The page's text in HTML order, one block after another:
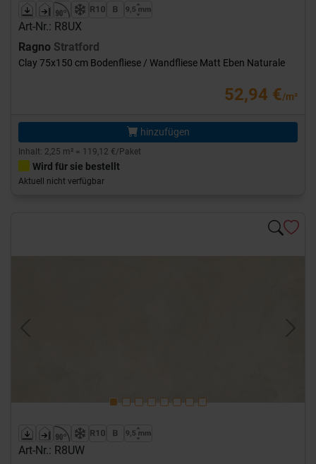
Art-Nr.: R8UX
Ragno Stratford
Clay 75x150 cm Bodenfliese / Wandfliese Matt Eben Naturale
52,94 €/m²
hinzufügen
Inhalt: 2,25 m² = 119,12 €/Paket
Wird für sie bestellt
Aktuell nicht verfügbar
Art-Nr.: R8UW